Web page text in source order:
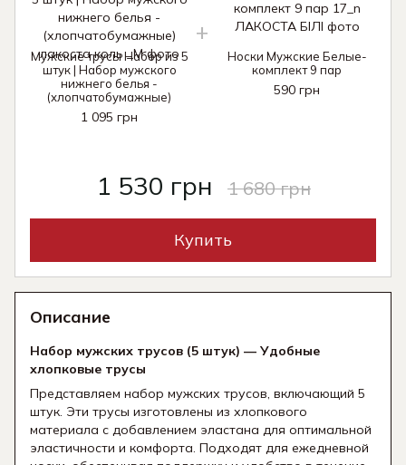
Мужские трусы Набор из 5
штук | Набор мужского
нижнего белья -
(хлопчатобумажные)
1 095 грн
Носки Мужские Белые-
комплект 9 пар
590 грн
1 530 грн 1 680 грн
Купить
Описание
Набор мужских трусов (5 штук) — Удобные
хлопковые трусы
Представляем набор мужских трусов, включающий 5
штук. Эти трусы изготовлены из хлопкового
материала с добавлением эластана для оптимальной
эластичности и комфорта. Подходят для ежедневной